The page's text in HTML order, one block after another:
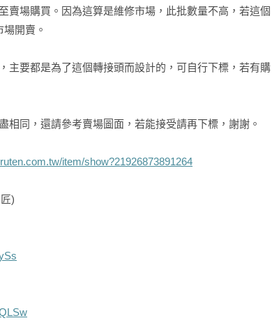
賣場購買。因為這算是維修市場，此批數量不高，若這個
開賣。
主要都是為了這個轉接頭而設計的，可自行下標，若有購
相同，還請參考賣場圖面，若能接受請再下標，謝謝。
item/show?21926873891264
)